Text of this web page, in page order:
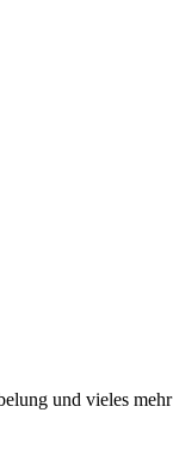
und vieles mehr